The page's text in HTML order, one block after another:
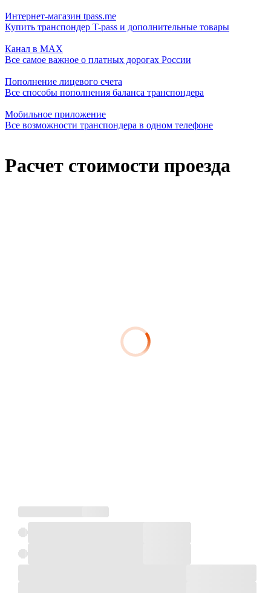
Интернет-магазин tpass.me
Купить транспондер T-pass и дополнительные товары
Канал в MAX
Все самое важное о платных дорогах России
Пополнение лицевого счета
Все способы пополнения баланса транспондера
Мобильное приложение
Все возможности транспондера в одном телефоне
Расчет стоимости проезда